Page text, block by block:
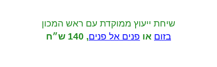
שיחת ייעוץ ממוקדת עם ראש המכון
בזום או פנים אל פנים, 140 ש״ח